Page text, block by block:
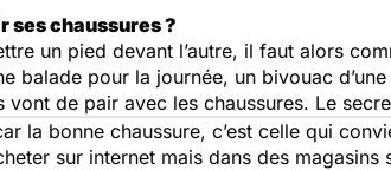
ses chaussures ?
un pied devant l’autre, il faut alors
balade pour la journée, un bivouac
de pair avec les chaussures. Le
la bonne chaussure, c’est celle qui
sur internet mais dans des